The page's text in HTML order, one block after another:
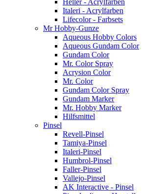
Heller - Acrylfarben
Italeri - Acrylfarben
Lifecolor - Farbsets
Mr Hobby-Gunze
Aqueous Hobby Colors
Aqueous Gundam Color
Gundam Color
Mr. Color Spray
Acrysion Color
Mr. Color
Gundam Color Spray
Gundam Marker
Mr. Hobby Marker
Hilfsmittel
Pinsel
Revell-Pinsel
Tamiya-Pinsel
Italeri-Pinsel
Humbrol-Pinsel
Faller-Pinsel
Vallejo-Pinsel
AK Interactive - Pinsel